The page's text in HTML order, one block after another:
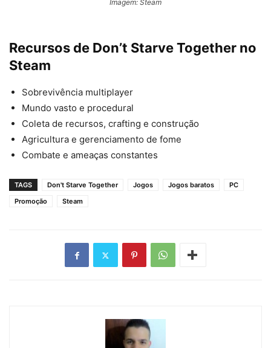
Imagem: Steam
Recursos de Don’t Starve Together no
Steam
Sobrevivência multiplayer
Mundo vasto e procedural
Coleta de recursos, crafting e construção
Agricultura e gerenciamento de fome
Combate e ameaças constantes
TAGS Don't Starve Together Jogos Jogos baratos
PC
Promoção
Steam